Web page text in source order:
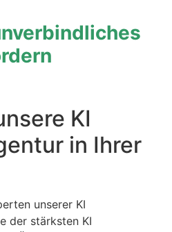
KI
in Ihrer
unserer KI
der stärksten KI